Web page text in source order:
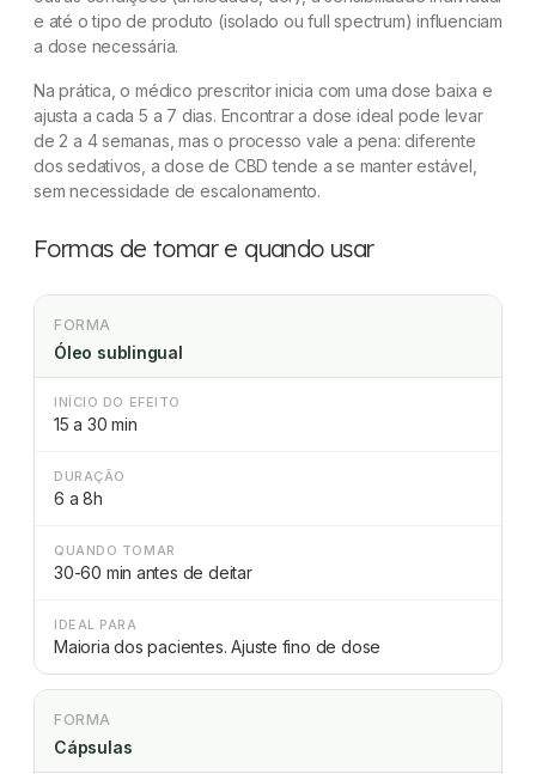
e até o tipo de produto (isolado ou full spectrum) influenciam
a dose necessária.
Na prática, o médico prescritor inicia com uma dose baixa e
ajusta a cada 5 a 7 dias. Encontrar a dose ideal pode levar
de 2 a 4 semanas, mas o processo vale a pena: diferente
dos sedativos, a dose de CBD tende a se manter estável,
sem necessidade de escalonamento.
Formas de tomar e quando usar
FORMA
Óleo sublingual
INÍCIO DO EFEITO
15 a 30 min
DURAÇÃO
6 a 8h
QUANDO TOMAR
30-60 min antes de deitar
IDEAL PARA
Maioria dos pacientes. Ajuste fino de dose
FORMA
Cápsulas